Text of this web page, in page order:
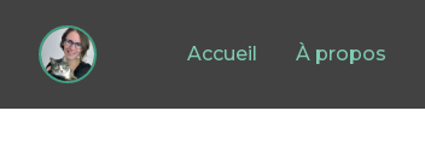
Accueil À propos